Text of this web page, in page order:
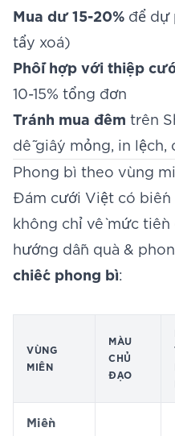
Mua dư 15-20% để dự
tẩy xoá)
Phối hợp với thiệp
10-15% tổng đơn
Tránh mua đêm trên
dễ giấy mỏng, in lệch,
Phong bì theo vùng
Đám cưới Việt có biến
không chỉ về mức
hướng dẫn quà &
chiếc phong bì:
VÙNG
MIỀN
MÀU
CHỦ
ĐẠO
Miền